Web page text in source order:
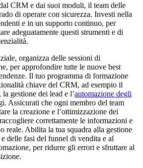
CRM e dai suoi moduli, il team delle
di operare con sicurezza. Investi nella
e in un supporto continuo, per
adeguatamente questi strumenti e di
organizza delle sessioni di
per approfondire tutte le nuove best
Il tuo programma di formazione
chiave del CRM, ad esempio il
gestione dei lead e l’automazione degli
Assicurati che ogni membro del team
la creazione e l’ottimizzazione dei
correttamente le informazioni e
reale. Abilita la tua squadra alla gestione
delle fasi del funnel di vendita e al
per ridurre gli errori e sfruttare al